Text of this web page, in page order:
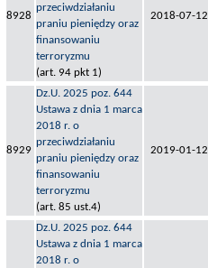
8928
przeciwdziałaniu
praniu pieniędzy oraz
finansowaniu
terroryzmu
(art. 94 pkt 1)
2018-07-12
8929
Dz.U. 2025 poz. 644
Ustawa z dnia 1 marca
2018 r. o
przeciwdziałaniu
praniu pieniędzy oraz
finansowaniu
terroryzmu
(art. 85 ust.4)
2019-01-12
Dz.U. 2025 poz. 644
Ustawa z dnia 1 marca
2018 r. o